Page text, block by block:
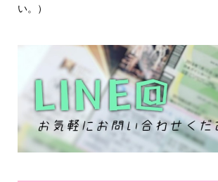
い。）